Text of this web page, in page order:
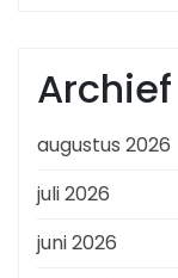
Archief
augustus 2026
juli 2026
juni 2026